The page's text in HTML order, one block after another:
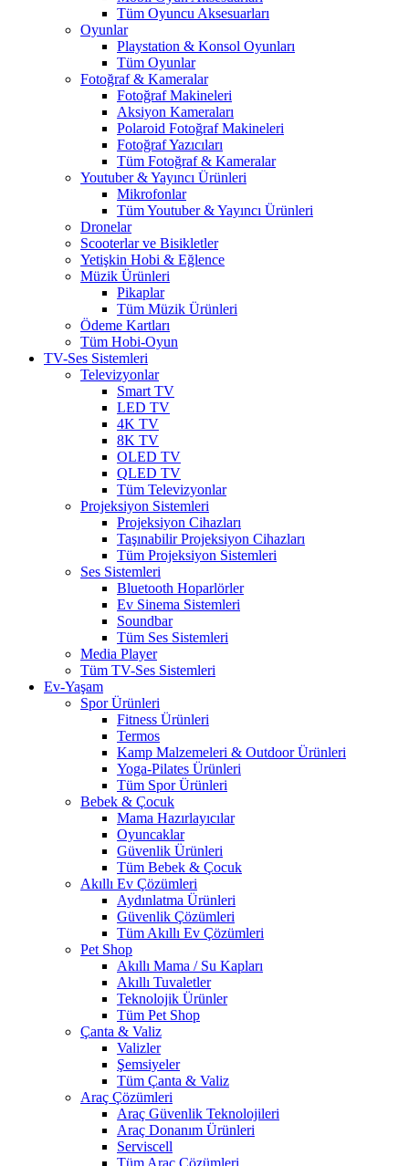
Tüm Oyuncu Aksesuarları
Oyunlar
Playstation & Konsol Oyunları
Tüm Oyunlar
Fotoğraf & Kameralar
Fotoğraf Makineleri
Aksiyon Kameraları
Polaroid Fotoğraf Makineleri
Fotoğraf Yazıcıları
Tüm Fotoğraf & Kameralar
Youtuber & Yayıncı Ürünleri
Mikrofonlar
Tüm Youtuber & Yayıncı Ürünleri
Dronelar
Scooterlar ve Bisikletler
Yetişkin Hobi & Eğlence
Müzik Ürünleri
Pikaplar
Tüm Müzik Ürünleri
Ödeme Kartları
Tüm Hobi-Oyun
TV-Ses Sistemleri
Televizyonlar
Smart TV
LED TV
4K TV
8K TV
OLED TV
QLED TV
Tüm Televizyonlar
Projeksiyon Sistemleri
Projeksiyon Cihazları
Taşınabilir Projeksiyon Cihazları
Tüm Projeksiyon Sistemleri
Ses Sistemleri
Bluetooth Hoparlörler
Ev Sinema Sistemleri
Soundbar
Tüm Ses Sistemleri
Media Player
Tüm TV-Ses Sistemleri
Ev-Yaşam
Spor Ürünleri
Fitness Ürünleri
Termos
Kamp Malzemeleri & Outdoor Ürünleri
Yoga-Pilates Ürünleri
Tüm Spor Ürünleri
Bebek & Çocuk
Mama Hazırlayıcılar
Oyuncaklar
Güvenlik Ürünleri
Tüm Bebek & Çocuk
Akıllı Ev Çözümleri
Aydınlatma Ürünleri
Güvenlik Çözümleri
Tüm Akıllı Ev Çözümleri
Pet Shop
Akıllı Mama / Su Kapları
Akıllı Tuvaletler
Teknolojik Ürünler
Tüm Pet Shop
Çanta & Valiz
Valizler
Şemsiyeler
Tüm Çanta & Valiz
Araç Çözümleri
Araç Güvenlik Teknolojileri
Araç Donanım Ürünleri
Serviscell
Tüm Araç Çözümleri